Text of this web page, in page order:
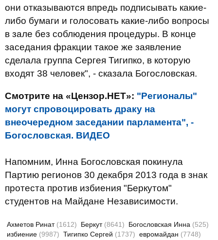
они отказываются впредь подписывать какие-
либо бумаги и голосовать какие-либо вопросы
в зале без соблюдения процедуры. В конце
заседания фракции такое же заявление
сделала группа Сергея Тигипко, в которую
входят 38 человек", - сказала Богословская.
Смотрите на «Цензор.НЕТ»: "Регионалы"
могут спровоцировать драку на
внеочередном заседании парламента", -
Богословская. ВИДЕО
Напомним, Инна Богословская покинула
Партию регионов 30 декабря 2013 года в знак
протеста против избиения "Беркутом"
студентов на Майдане Независимости.
Ахметов Ринат (1612) Беркут (8641) Богословская Инна (525)
избиение (9987) Тигипко Сергей (1737) евромайдан (7748)